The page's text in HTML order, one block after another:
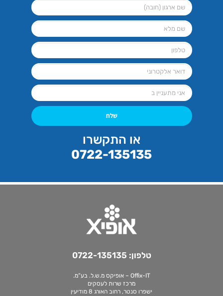
שלח
או התקשרו
0722-135135
טלפון: 0722-135135
Offix-IT – אופיקס מ.ש.ל. בע”מ.
מרכז שרות לעסקים
ישפרו סנטר, רחוב האורג 8 מודיעין